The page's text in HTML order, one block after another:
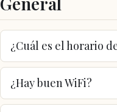
¿Cuál es el horario
¿Hay buen WiFi?